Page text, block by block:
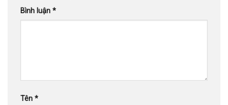
Bình luận *
Tên *